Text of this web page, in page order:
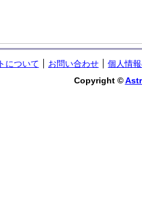
について お問い合わせ
個人情
Copyright ©